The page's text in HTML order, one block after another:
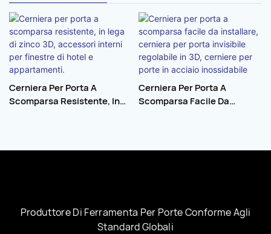
Cerniera Per Porta A
Scomparsa Resistente, In
Cerniera Per Porta A
Scomparsa Facile Da
Acciaio Inossidabile
Produttore Di Ferramenta Per Porte Conforme Agli
Standard Globali